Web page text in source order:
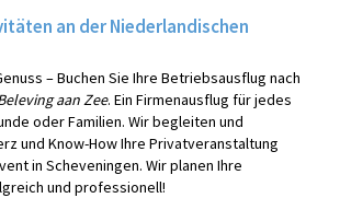
an der Niederlandischen
– Buchen Sie Ihre Betriebsausflug nach
aan Zee. Ein Firmenausflug für jedes
oder Familien. Wir begleiten und
und Know-How Ihre Privatveranstaltung
in Scheveningen. Wir planen Ihre
und professionell!